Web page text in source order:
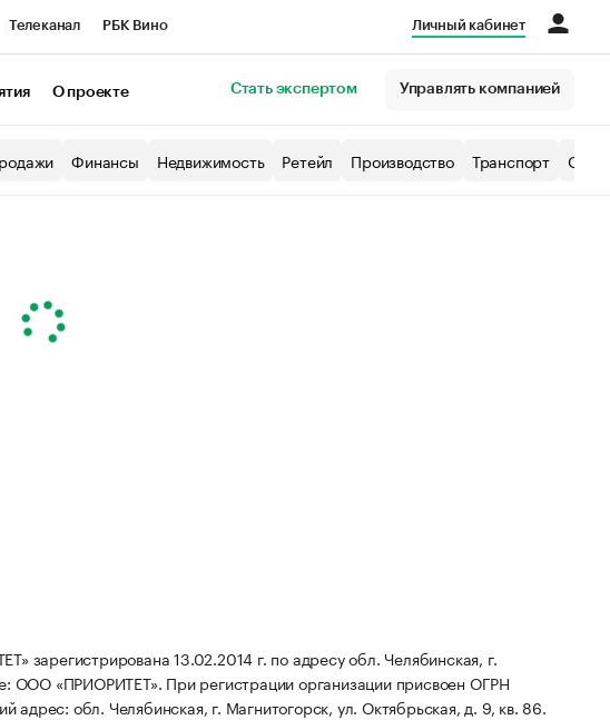
Телеканал РБК Вино
Бизнес
Личный кабинет
О проекте Стать экспертом Управлять компанией
Финансы Недвижимость Ретейл Производство Транспорт
зарегистрирована 13.02.2014 г. по адресу обл. Челябинская, г.
ООО «ПРИОРИТЕТ». При регистрации организации присвоен ОГРН
адрес: обл. Челябинская, г. Магнитогорск, ул. Октябрьская, д. 9, кв. 86.